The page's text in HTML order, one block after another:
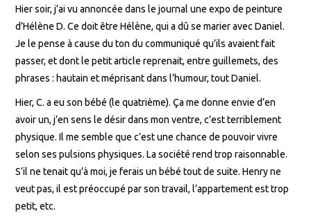
Hier soir, j’ai vu annoncée dans le journal une expo de peinture
d’Hélène D. Ce doit être Hélène, qui a dû se marier avec Daniel.
Je le pense à cause du ton du communiqué qu’ils avaient fait
passer, et dont le petit article reprenait, entre guillemets, des
phrases : hautain et méprisant dans l’humour, tout Daniel.
Hier, C. a eu son bébé (le quatrième). Ça me donne envie d’en
avoir un, j’en sens le désir dans mon ventre, c’est terriblement
physique. Il me semble que c’est une chance de pouvoir vivre
selon ses pulsions physiques. La société rend trop raisonnable.
S’il ne tenait qu’à moi, je ferais un bébé tout de suite. Henry ne
veut pas, il est préoccupé par son travail, l’appartement est trop
petit, etc.